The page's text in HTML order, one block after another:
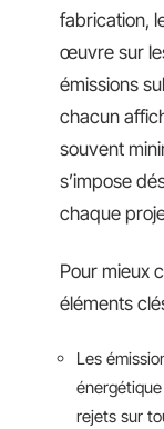
fabrication,
œuvre sur
émissions
chacun
souvent
s’impose
chaque
Pour mieux
éléments
Les
rejets sur